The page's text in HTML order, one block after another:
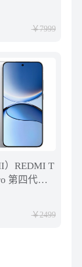
支持移动
双卡双
7999
）REDMI T
第四代骁
长续航
白色 小
2499